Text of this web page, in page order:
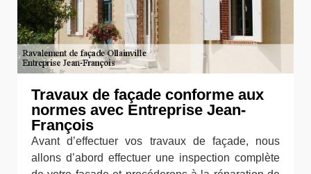
Travaux de façade conforme aux
normes avec Entreprise Jean-
François
Avant d’effectuer vos travaux de façade, nous
allons d’abord effectuer une inspection complète